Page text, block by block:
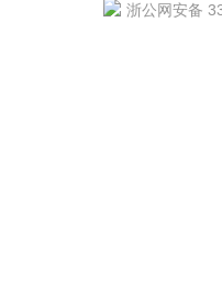
浙公网安备